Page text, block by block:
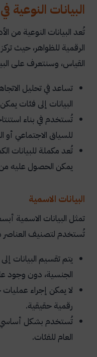
البيانات النوعية
تُعد البيانات النوعية من
الرقمية للظواهر، حيث
القياس، وسنتعرف على
تساعد في تحليل
البيانات إلى فئات
تُستخدم في بناء
للسياق الاجتماعي أو
تُعد مكملة للبيانات
يمكن الحصول عليه من
البيانات الاسمية
تمثل البيانات الاسمية
تُستخدم لتصنيف العناصر
يتم تقسيم البيانات
الجنسية، دون وجود
لا يمكن إجراء عمليات
رقمية حقيقية.
تُستخدم بشكل أساسي
العام للفئات.